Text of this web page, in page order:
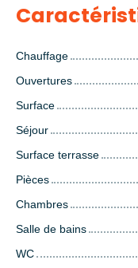
Chauffage
Ouvertures
Surface
Séjour
Surface terrasse
Pièces
Chambres
Salle de bains
WC